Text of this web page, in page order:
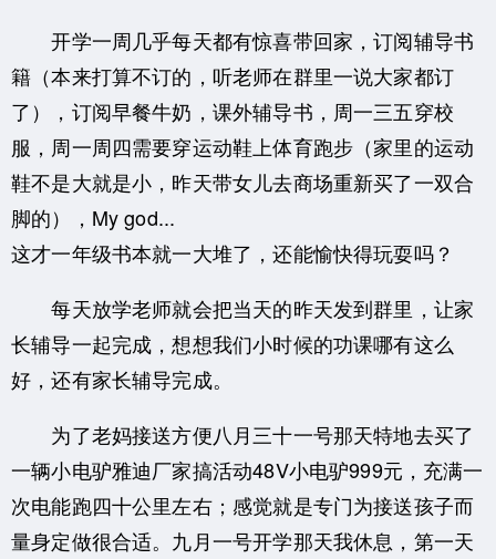
开学一周几乎每天都有惊喜带回家，订阅辅导书
籍（本来打算不订的，听老师在群里一说大家都订
了），订阅早餐牛奶，课外辅导书，周一三五穿校
服，周一周四需要穿运动鞋上体育跑步（家里的运动
鞋不是大就是小，昨天带女儿去商场重新买了一双合
脚的），My god...
这才一年级书本就一大堆了，还能愉快得玩耍吗？
每天放学老师就会把当天的昨天发到群里，让家
长辅导一起完成，想想我们小时候的功课哪有这么
好，还有家长辅导完成。
为了老妈接送方便八月三十一号那天特地去买了
一辆小电驴雅迪厂家搞活动48V小电驴999元，充满一
次电能跑四十公里左右；感觉就是专门为接送孩子而
量身定做很合适。九月一号开学那天我休息，第一天